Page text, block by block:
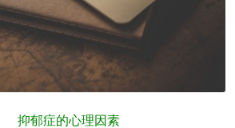
郁症的心理因素